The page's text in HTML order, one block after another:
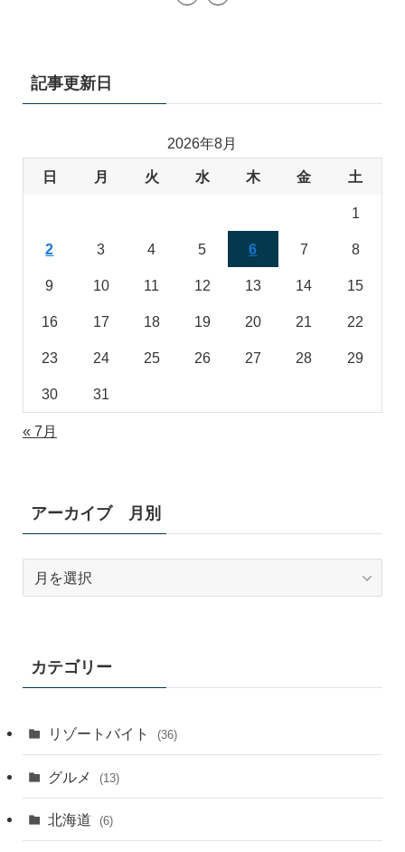
記事更新日
2026年8月
日 月 火 水 木 金 土
1
2 3 4 5 6 7 8
9 10 11 12 13 14 15
16 17 18 19 20 21 22
23 24 25 26 27 28 29
30 31
« 7月
アーカイブ 月別
ブ
カテゴリー
リゾートバイト (36)
グルメ (13)
北海道 (6)